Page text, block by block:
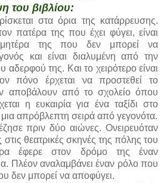
του βιβλίου:
στα όρια της κατάρρευσης.
πατέρα της που έχει φύγει, είναι
της που δεν μπορεί να
και είναι διαλυμένη από την
αδερφού της. Και το χειρότερο είναι
πόνο έρχεται να προστεθεί το
αποβάλουν από το σχολείο όπου
η ευκαιρία για ένα ταξίδι στο
μια απρόβλεπτη σειρά από γεγονότα.
πριν δύο αιώνες. Ονειρευόταν
στις θεατρικές σκηνές της πόλης του
έφερε στον δρόμο της έναν
Πλέον αναλαμβάνει έναν ρόλο που
δεν μπορεί να αποφύγει.